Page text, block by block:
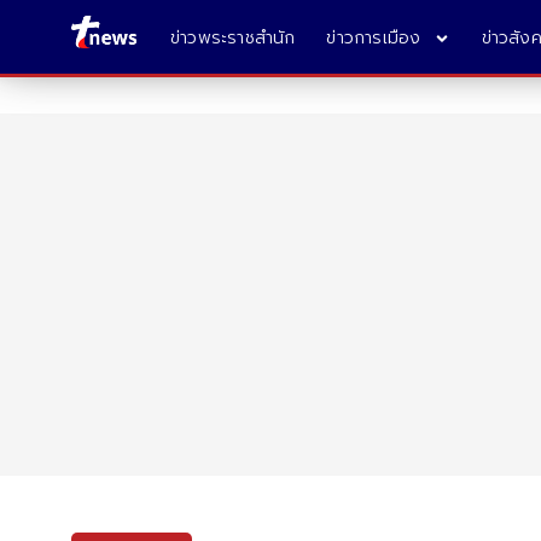
ข่าวพระราชสำนัก ข่าวการเมือง ข่าวสัง